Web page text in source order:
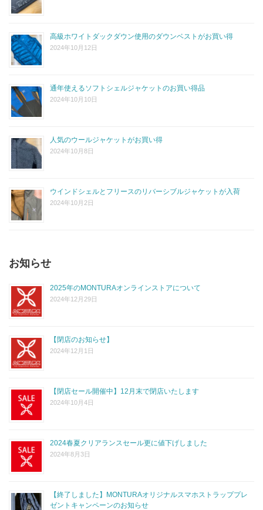
高級ホワイトダックダウン使用のダウンベストがお買い得
2024年10月12日
通年使えるソフトシェルジャケットのお買い得品
2024年10月10日
人気のウールジャケットがお買い得
2024年10月8日
ウインドシェルとフリースのリバーシブルジャケットが入荷
2024年10月2日
お知らせ
2025年のMONTURAオンラインストアについて
2024年12月29日
【閉店のお知らせ】
2024年12月1日
【閉店セール開催中】12月末で閉店いたします
2024年10月4日
2024春夏クリアランスセール更に値下げしました
2024年8月3日
【終了しました】MONTURAオリジナルスマホストラッププレ
ゼントキャンペーンのお知らせ